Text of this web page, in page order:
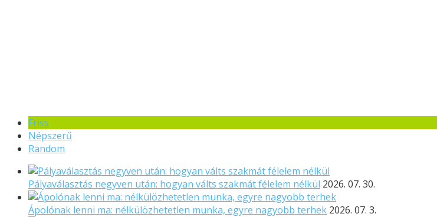
Friss
Népszerű
Random
Pályaválasztás negyven után: hogyan válts szakmát félelem nélkül 2026. 07. 30.
Ápolónak lenni ma: nélkülözhetetlen munka, egyre nagyobb terhek 2026. 07. 3.